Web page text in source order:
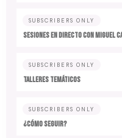
SUBSCRIBERS ONLY
SESIONES EN DIRECTO CON MIGUEL
SUBSCRIBERS ONLY
TALLERES TEMÁTICOS
SUBSCRIBERS ONLY
¿CÓMO SEGUIR?